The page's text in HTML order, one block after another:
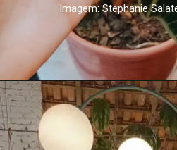
Imagem: Stephanie